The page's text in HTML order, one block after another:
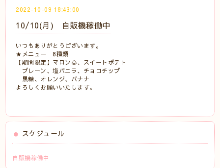
2022-10-09 18:43:00
10/10(月) 自販機稼働中
いつもありがとうございます。
★メニュー 8種類
【期間限定】マロン🌰、スイートポテト
プレーン、塩バニラ、チョコチップ
黒糖、オレンジ、バナナ
よろしくお願いいたします。
スケジュール
自販機稼働中